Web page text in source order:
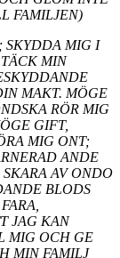
FAMILJEN)
SKYDDA MIG I
MIN
MAKT. MÖGE
RÖR MIG
GIFT,
MIG ONT;
ANDE
AV ONDO
BLODS
JAG KAN
MIG OCH GE
MIN FAMILJ